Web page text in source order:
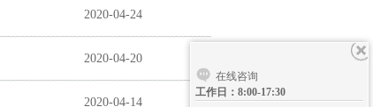
2020-04-24
2020-04-20
2020-04-14
在线咨询
工作日：8:00-17:30